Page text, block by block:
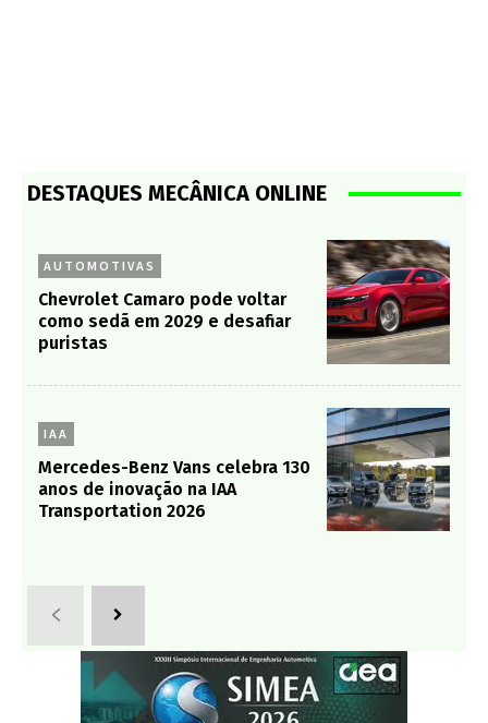
DESTAQUES MECÂNICA ONLINE
AUTOMOTIVAS
Chevrolet Camaro pode voltar
como sedã em 2029 e desafiar
puristas
IAA
Mercedes-Benz Vans celebra 130
anos de inovação na IAA
Transportation 2026